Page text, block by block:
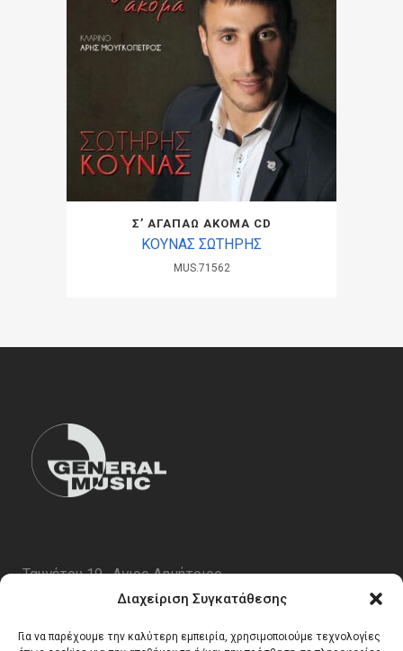
Διαχείριση Συγκατάθεσης
Για να παρέχουμε την καλύτερη εμπειρία, χρησιμοποιούμε τεχνολογίες
Σ’ ΑΓΑΠΑΩ ΑΚΟΜΑ CD
ΚΟΥΝΑΣ ΣΩΤΗΡΗΣ
MUS.71562
Ταυγέτου 19 , Αγιος Δημήτριος
email:info@generalmusic.gr